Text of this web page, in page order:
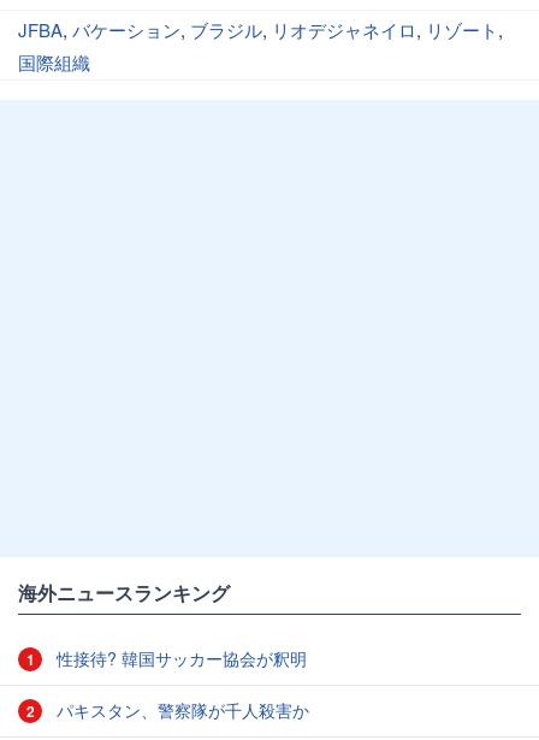
JFBA, バケーション, ブラジル, リオデジャネイロ, リゾート,
国際組織
海外ニュースランキング
1 性接待? 韓国サッカー協会が釈明
2 パキスタン、警察隊が千人殺害か